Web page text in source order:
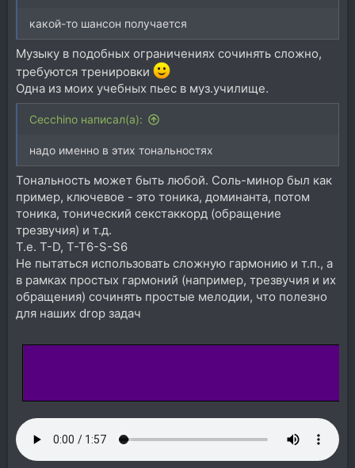
какой-то шансон получается
Музыку в подобных ограничениях сочинять сложно,
требуются тренировки
Одна из моих учебных пьес в муз.училище.
Cecchino написал(а):
надо именно в этих тональностях
Тональность может быть любой. Соль-минор был как
пример, ключевое - это тоника, доминанта, потом
тоника, тонический секстаккорд (обращение
трезвучия) и т.д.
Т.е. T-D, T-T6-S-S6
Не пытаться использовать сложную гармонию и т.п., а
в рамках простых гармоний (например, трезвучия и их
обращения) сочинять простые мелодии, что полезно
для наших drop задач